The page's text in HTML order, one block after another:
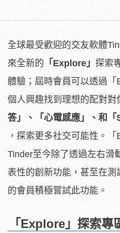
全球最受歡迎的交友軟體
來全新的 「 Explore」 探索
體驗；屆時會員可以透過
個人興趣找到理想的配對對
答」、「心電感應」、和「
，探索更多社交可能性。
Tinder至今除了透過左右滑
表性的創新功能，甚至在
的會員積極嘗試此功能。
「 Explore 」探索專